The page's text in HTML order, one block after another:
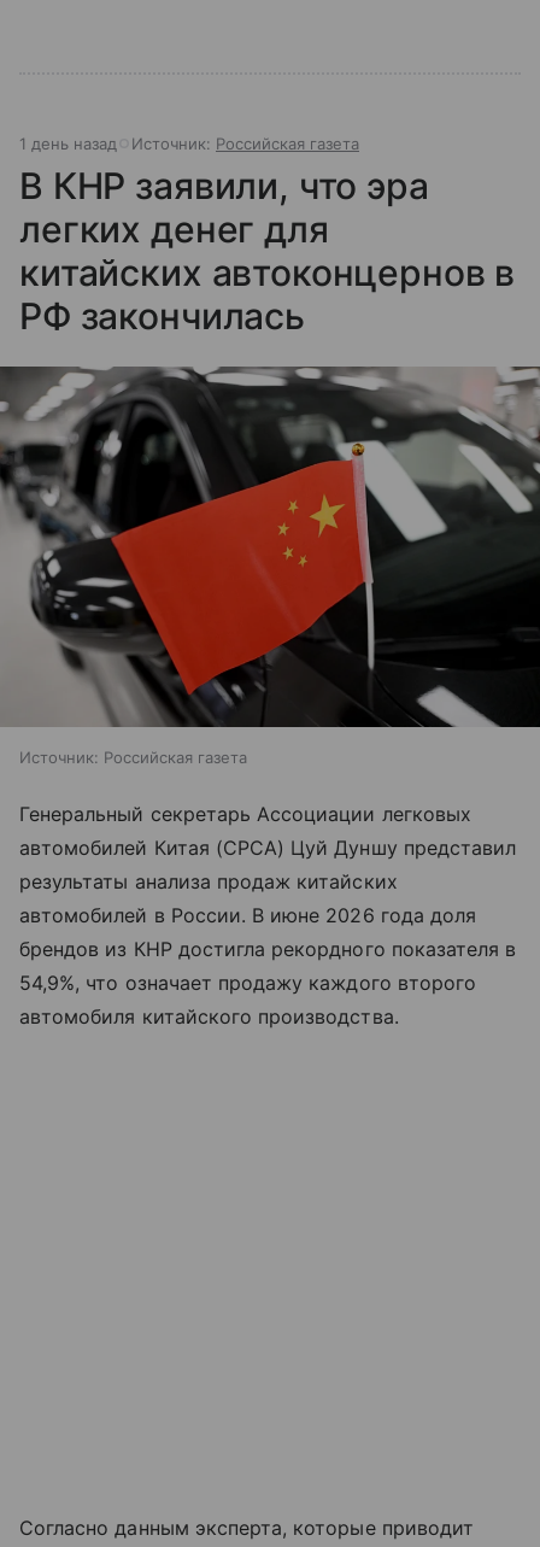
1 день назад Источник: Российская газета
В КНР заявили, что эра
легких денег для
китайских автоконцернов в
РФ закончилась
Источник: Российская газета
Генеральный секретарь Ассоциации легковых
автомобилей Китая (CPCA) Цуй Дуншу представил
результаты анализа продаж китайских
автомобилей в России. В июне 2026 года доля
брендов из КНР достигла рекордного показателя в
54,9%, что означает продажу каждого второго
автомобиля китайского производства.
Согласно данным эксперта, которые приводит